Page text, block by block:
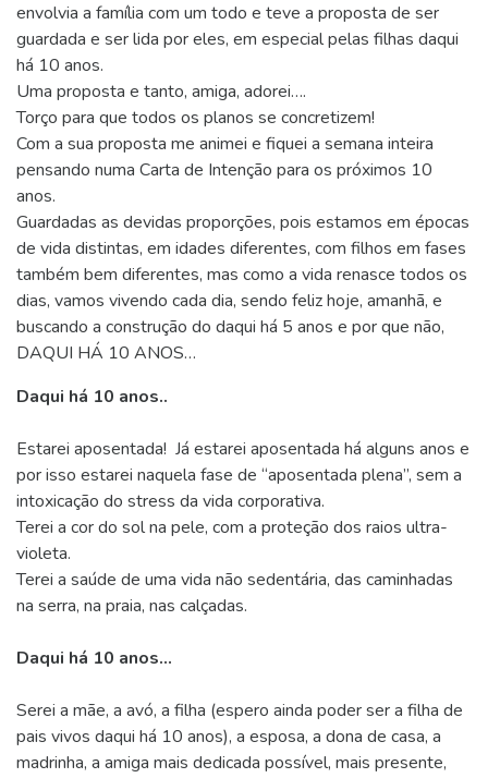
envolvia a família com um todo e teve a proposta de ser
guardada e ser lida por eles, em especial pelas filhas daqui
há 10 anos.
Uma proposta e tanto, amiga, adorei….
Torço para que todos os planos se concretizem!
Com a sua proposta me animei e fiquei a semana inteira
pensando numa Carta de Intenção para os próximos 10
anos.
Guardadas as devidas proporções, pois estamos em épocas
de vida distintas, em idades diferentes, com filhos em fases
também bem diferentes, mas como a vida renasce todos os
dias, vamos vivendo cada dia, sendo feliz hoje, amanhã, e
buscando a construção do daqui há 5 anos e por que não,
DAQUI HÁ 10 ANOS…
Daqui há 10 anos..
Estarei aposentada! Já estarei aposentada há alguns anos e
por isso estarei naquela fase de “aposentada plena”, sem a
intoxicação do stress da vida corporativa.
Terei a cor do sol na pele, com a proteção dos raios ultra-
violeta.
Terei a saúde de uma vida não sedentária, das caminhadas
na serra, na praia, nas calçadas.
Daqui há 10 anos…
Serei a mãe, a avó, a filha (espero ainda poder ser a filha de
pais vivos daqui há 10 anos), a esposa, a dona de casa, a
madrinha, a amiga mais dedicada possível, mais presente,